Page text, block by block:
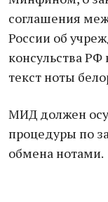
соглашения
России об
консульства РФ
текст ноты
МИД должен
процедуры по
обмена нотами.